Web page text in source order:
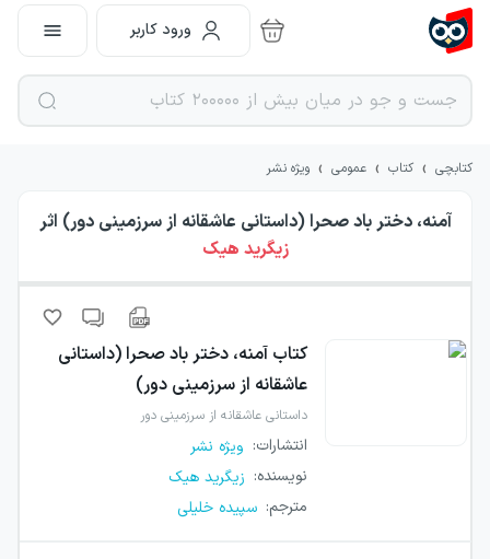
ورود کاربر
کتابچی › کتاب › عمومی › ویژه نشر
آمنه، دختر باد صحرا (داستانی عاشقانه از سرزمینی دور) اثر
زیگرید هیک
کتاب آمنه، دختر باد صحرا (داستانی
عاشقانه از سرزمینی دور)
داستانی عاشقانه از سرزمینی دور
انتشارات: ویژه نشر
نویسنده: زیگرید هیک
مترجم: سپیده خلیلی